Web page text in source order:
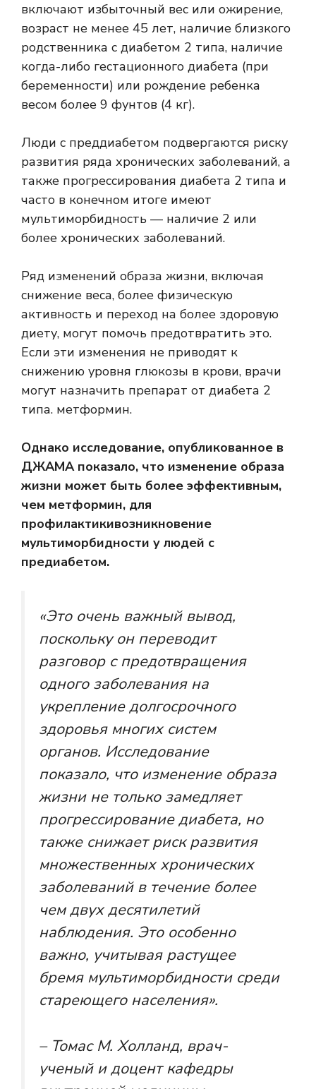
включают избыточный вес или ожирение,
возраст не менее 45 лет, наличие близкого
родственника с диабетом 2 типа, наличие
когда-либо гестационного диабета (при
беременности) или рождение ребенка
весом более 9 фунтов (4 кг).
Люди с преддиабетом подвергаются риску
развития ряда хронических заболеваний, а
также прогрессирования диабета 2 типа и
часто в конечном итоге имеют
мультиморбидность — наличие 2 или
более хронических заболеваний.
Ряд изменений образа жизни, включая
снижение веса, более физическую
активность и переход на более здоровую
диету, могут помочь предотвратить это.
Если эти изменения не приводят к
снижению уровня глюкозы в крови, врачи
могут назначить препарат от диабета 2
типа. метформин.
Однако исследование, опубликованное в
ДЖАМАпоказало, что изменение образа
жизни может быть более эффективным,
чем метформин, для
профилактикивозникновение
мультиморбидности у людей с
предиабетом.
«Это очень важный вывод,
поскольку он переводит
разговор с предотвращения
одного заболевания на
укрепление долгосрочного
здоровья многих систем
органов. Исследование
показало, что изменение образа
жизни не только замедляет
прогрессирование диабета, но
также снижает риск развития
множественных хронических
заболеваний в течение более
чем двух десятилетий
наблюдения. Это особенно
важно, учитывая растущее
бремя мультиморбидности среди
стареющего населения».
– Томас М. Холланд, врач-
ученый и доцент кафедры